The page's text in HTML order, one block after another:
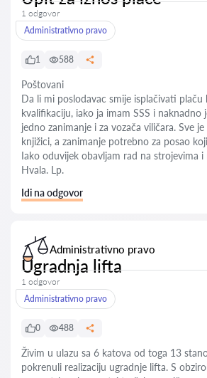
1 odgovor
Administrativno pravo
1 588
Poštovani
Da li mi poslodavac smije isplačivati plaču
kvalifikaciju, iako ja imam SSS i naknadno
jedno zanimanje i za vozača viličara. Sve
knjižici, a zanimanje potrebno za posao
Iako oduvijek obavljam rad na strojevima i
Hvala. Lp.
Idi na odgovor
Administrativno pravo
Ugradnja lifta
1 odgovor
Administrativno pravo
0 488
Živim u ulazu sa 6 katova od toga 13
pokrenuli realizaciju ugradnje lifta. S